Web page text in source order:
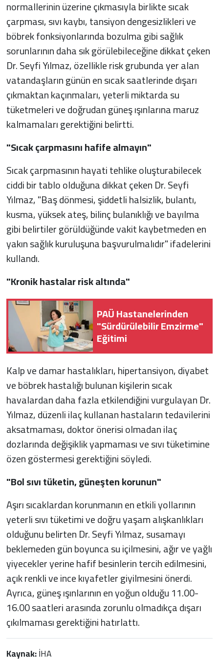
normallerinin üzerine çıkmasıyla birlikte sıcak
çarpması, sıvı kaybı, tansiyon dengesizlikleri ve
böbrek fonksiyonlarında bozulma gibi sağlık
sorunlarının daha sık görülebileceğine dikkat çeken
Dr. Seyfi Yılmaz, özellikle risk grubunda yer alan
vatandaşların günün en sıcak saatlerinde dışarı
çıkmaktan kaçınmaları, yeterli miktarda su
tüketmeleri ve doğrudan güneş ışınlarına maruz
kalmamaları gerektiğini belirtti.
"Sıcak çarpmasını hafife almayın"
Sıcak çarpmasının hayati tehlike oluşturabilecek
ciddi bir tablo olduğuna dikkat çeken Dr. Seyfi
Yılmaz, "Baş dönmesi, şiddetli halsizlik, bulantı,
kusma, yüksek ateş, bilinç bulanıklığı ve bayılma
gibi belirtiler görüldüğünde vakit kaybetmeden en
yakın sağlık kuruluşuna başvurulmalıdır" ifadelerini
kullandı.
"Kronik hastalar risk altında"
PAÜ Hastanelerinden
"Sürdürülebilir Emzirme"
Eğitimi
Kalp ve damar hastalıkları, hipertansiyon, diyabet
ve böbrek hastalığı bulunan kişilerin sıcak
havalardan daha fazla etkilendiğini vurgulayan Dr.
Yılmaz, düzenli ilaç kullanan hastaların tedavilerini
aksatmaması, doktor önerisi olmadan ilaç
dozlarında değişiklik yapmaması ve sıvı tüketimine
özen göstermesi gerektiğini söyledi.
"Bol sıvı tüketin, güneşten korunun"
Aşırı sıcaklardan korunmanın en etkili yollarının
yeterli sıvı tüketimi ve doğru yaşam alışkanlıkları
olduğunu belirten Dr. Seyfi Yılmaz, susamayı
beklemeden gün boyunca su içilmesini, ağır ve yağlı
yiyecekler yerine hafif besinlerin tercih edilmesini,
açık renkli ve ince kıyafetler giyilmesini önerdi.
Ayrıca, güneş ışınlarının en yoğun olduğu 11.00-
16.00 saatleri arasında zorunlu olmadıkça dışarı
çıkılmaması gerektiğini hatırlattı.
Kaynak:İHA